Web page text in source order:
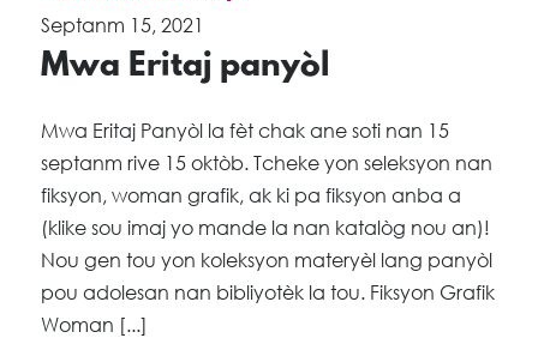
Septanm 15, 2021
Mwa Eritaj panyòl
Mwa Eritaj Panyòl la fèt chak ane soti nan 15
septanm rive 15 oktòb. Tcheke yon seleksyon nan
fiksyon, woman grafik, ak ki pa fiksyon anba a
(klike sou imaj yo mande la nan katalòg nou an)!
Nou gen tou yon koleksyon materyèl lang panyòl
pou adolesan nan bibliyotèk la tou. Fiksyon Grafik
Woman [...]